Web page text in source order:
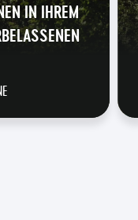
IN IHREM